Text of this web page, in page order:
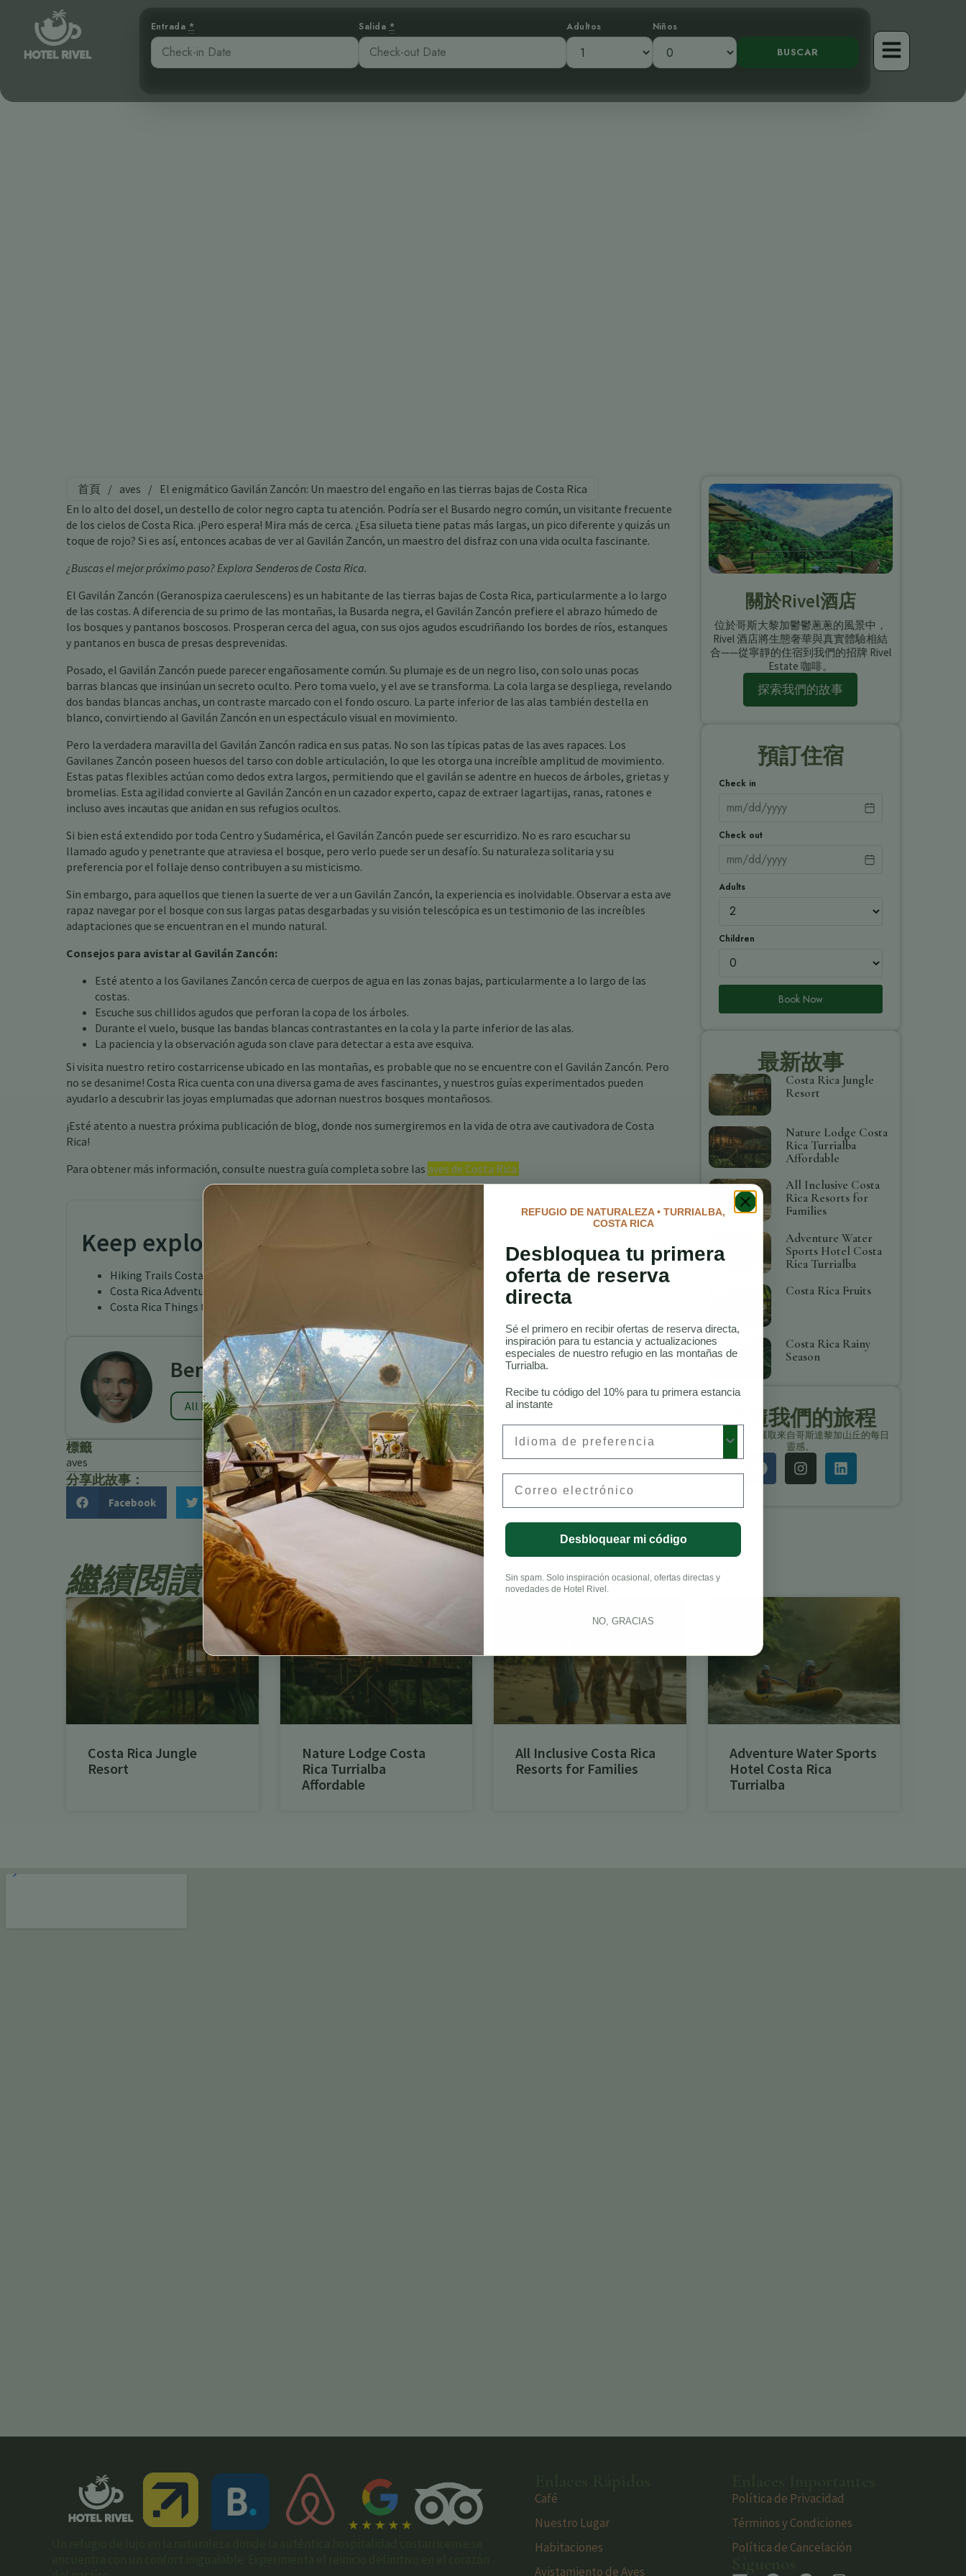
Entrada * Salida * Adultos Niños
首頁 / aves / El enigmático Gavilán Zancón: Un maestro del engaño en las tierras bajas de Costa Rica
En lo alto del dosel, un destello de color negro capta tu atención. Podría ser el Busardo negro común, un visitante frecuente
de los cielos de Costa Rica. ¡Pero espera! Mira más de cerca. ¿Esa silueta tiene patas más largas, un pico diferente y quizás un
toque de rojo? Si es así, entonces acabas de ver al Gavilán Zancón, un maestro del disfraz con una vida oculta fascinante.
¿Buscas el mejor próximo paso? Explora Senderos de Costa Rica.
El Gavilán Zancón (Geranospiza caerulescens) es un habitante de las tierras bajas de Costa Rica, particularmente a lo largo
de las costas. A diferencia de su primo de las montañas, la Busarda negra, el Gavilán Zancón prefiere el abrazo húmedo de
los bosques y pantanos boscosos. Prosperan cerca del agua, con sus ojos agudos escudriñando los bordes de ríos, estanques
y pantanos en busca de presas desprevenidas.
Posado, el Gavilán Zancón puede parecer engañosamente común. Su plumaje es de un negro liso, con solo unas pocas
barras blancas que insinúan un secreto oculto. Pero toma vuelo, y el ave se transforma. La cola larga se despliega, revelando
dos bandas blancas anchas, un contraste marcado con el fondo oscuro. La parte inferior de las alas también destella en
blanco, convirtiendo al Gavilán Zancón en un espectáculo visual en movimiento.
Pero la verdadera maravilla del Gavilán Zancón radica en sus patas. No son las típicas patas de las aves rapaces. Los
Gavilanes Zancón poseen huesos del tarso con doble articulación, lo que les otorga una increíble amplitud de movimiento.
Estas patas flexibles actúan como dedos extra largos, permitiendo que el gavilán se adentre en huecos de árboles, grietas y
bromelias. Esta agilidad convierte al Gavilán Zancón en un cazador experto, capaz de extraer lagartijas, ranas, ratones e
incluso aves incautas que anidan en sus refugios ocultos.
Si bien está extendido por toda Centro y Sudamérica, el Gavilán Zancón puede ser escurridizo. No es raro escuchar su
llamado agudo y penetrante que atraviesa el bosque, pero verlo puede ser un desafío. Su naturaleza solitaria y su
preferencia por el follaje denso contribuyen a su misticismo.
Sin embargo, para aquellos que tienen la suerte de ver a un Gavilán Zancón, la experiencia es inolvidable. Observar a esta ave
rapaz navegar por el bosque con sus largas patas desgarbadas y su visión telescópica es un testimonio de las increíbles
adaptaciones que se encuentran en el mundo natural.
Consejos para avistar al Gavilán Zancón:
Esté atento a los Gavilanes Zancón cerca de cuerpos de agua en las zonas bajas, particularmente a lo largo de las
costas.
Escuche sus chillidos agudos que perforan la copa de los árboles.
Durante el vuelo, busque las bandas blancas contrastantes en la cola y la parte inferior de las alas.
La paciencia y la observación aguda son clave para detectar a esta ave esquiva.
Si visita nuestro retiro costarricense ubicado en las montañas, es probable que no se encuentre con el Gavilán Zancón. Pero
no se desanime! Costa Rica cuenta con una diversa gama de aves fascinantes, y nuestros guías experimentados pueden
ayudarlo a descubrir las joyas emplumadas que adornan nuestros bosques montañosos.
¡Esté atento a nuestra próxima publicación de blog, donde nos sumergiremos en la vida de otra ave cautivadora de Costa
Rica!
Para obtener más información, consulte nuestra guía completa sobre las aves de Costa Rica.
Keep exploring
Hiking Trails Costa Rica
Costa Rica Adventure Holiday Turrialba
Costa Rica Things to Do
Benjamin Charbonneau, CFA
All Posts
標籤
aves
分享此故事：
Facebook Twitter LinkedIn
關於Rivel酒店
位於哥斯大黎加鬱鬱蔥蔥的風景中，
Rivel 酒店將生態奢華與真實體驗相結
合——從寧靜的住宿到我們的招牌 Rivel
Estate 咖啡。
探索我們的故事
預訂住宿
Check in
Check out
Adults
Children
Book Now
最新故事
Costa Rica Jungle
Resort
Nature Lodge Costa
Rica Turrialba
Affordable
All Inclusive Costa
Rica Resorts for
Families
Adventure Water
Sports Hotel Costa
Rica Turrialba
Costa Rica Fruits
Costa Rica Rainy
Season
追隨我們的旅程
保持聯繫，獲取來自哥斯達黎加山丘的每日
靈感。
繼續閱讀
Costa Rica Jungle
Resort
Nature Lodge Costa
Rica Turrialba
Affordable
All Inclusive Costa Rica
Resorts for Families
Adventure Water Sports
Hotel Costa Rica
Turrialba
Café
Nuestro Lugar
Habitaciones
Avistamiento de Aves
Política de Privacidad
Términos y Condiciones
Política de Cancelación
REFUGIO DE NATURALEZA • TURRIALBA,
COSTA RICA
Desbloquea tu primera
oferta de reserva
directa
Sé el primero en recibir ofertas de reserva directa,
inspiración para tu estancia y actualizaciones
especiales de nuestro refugio en las montañas de
Turrialba.
Recibe tu código del 10% para tu primera estancia
al instante
Desbloquear mi código
Sin spam. Solo inspiración ocasional, ofertas directas y
novedades de Hotel Rivel.
NO, GRACIAS